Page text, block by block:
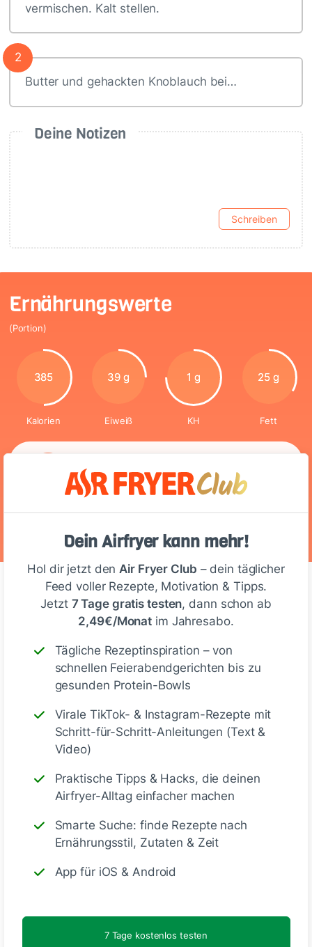
Dein Airfryer kann mehr!
Hol dir jetzt denAir Fryer Club – dein täglicher
Feed voller Rezepte, Motivation & Tipps.
Jetzt 7 Tage gratis testen, dann schon ab
2,49€/Monat im Jahresabo.
Tägliche Rezeptinspiration – von
schnellen Feierabendgerichten bis zu
gesunden Protein-Bowls
Virale TikTok- & Instagram-Rezepte mit
Schritt-für-Schritt-Anleitungen (Text &
Video)
Praktische Tipps & Hacks, die deinen
Airfryer-Alltag einfacher machen
Smarte Suche: finde Rezepte nach
Ernährungsstil, Zutaten & Zeit
App für iOS & Android
7 Tage kostenlos testen
vermischen. Kalt stellen.
2
Butter und gehackten Knoblauch bei…
Deine Notizen
Schreiben
Ernährungswerte
(Portion)
385
Kalorien
39 g
Eiweiß
1 g
KH
25 g
Fett
Glutenfrei
Kommentare(8)
🙂
vor 4 Tagen